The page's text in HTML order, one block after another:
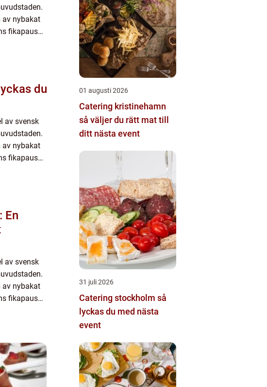
av nybakat
fikapaus
av svensk
av nybakat
fikapaus
En
av svensk
av nybakat
fikapaus
01 augusti 2026
Catering kristinehamn
så väljer du rätt mat till
ditt nästa event
31 juli 2026
Catering stockholm så
lyckas du med nästa
event